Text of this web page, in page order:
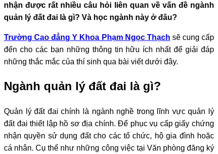
nhận được rất nhiều câu hỏi liên quan về vấn đề ngành
quản lý đất đai là gì? Và học ngành này ở đâu?
Trường Cao đẳng Y Khoa Phạm Ngọc Thạch sẽ cung cấp
đến cho các bạn những thông tin hữu ích nhất để giải đáp
những thắc mắc của thí sinh qua bài viết dưới đây.
Ngành quản lý đất đai là gì?
Quản lý đất đai chính là ngành nghề trong lĩnh vực quản lý
đất đai thiết lập hồ sơ địa chính. Để phục vụ cấp giấy chứng
nhận quyền sử dụng đất cho các tổ chức, hộ gia đình hoặc
cá nhân. Cụ thể như những công việc tại Văn phòng đăng ký